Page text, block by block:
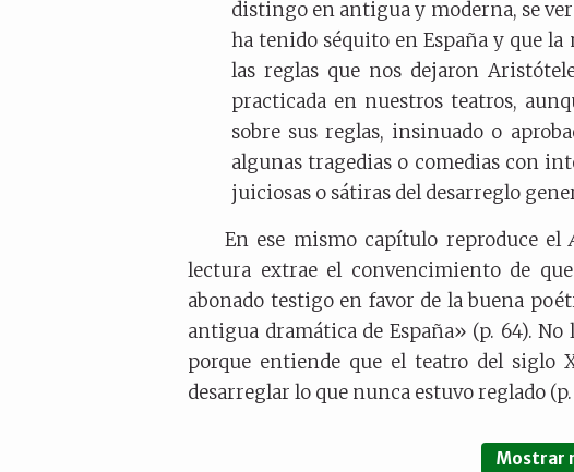
distingo en antigua y moderna, se
ha tenido séquito en España y que la
las reglas que nos dejaron
practicada en nuestros teatros,
sobre sus reglas, insinuado o
algunas tragedias o comedias con
juiciosas o sátiras del desarreglo
En ese mismo capítulo reproduce el
lectura extrae el convencimiento de
abonado testigo en favor de la buena
antigua dramática de España» (p. 64).
porque entiende que el teatro del siglo
desarreglar lo que nunca estuvo reglado (p.
Mostrar